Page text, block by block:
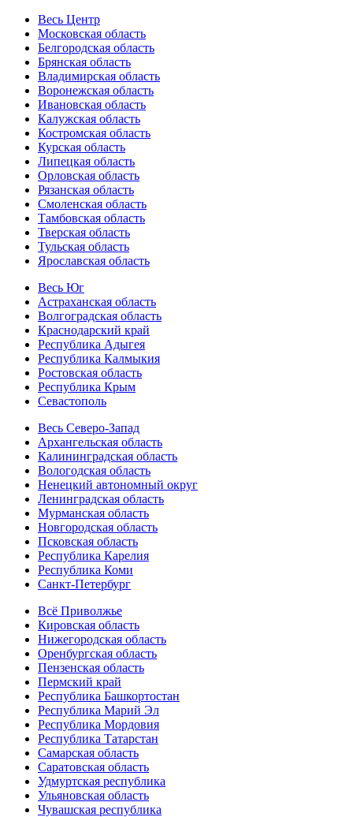
Весь Центр
Московская область
Белгородская область
Брянская область
Владимирская область
Воронежская область
Ивановская область
Калужская область
Костромская область
Курская область
Липецкая область
Орловская область
Рязанская область
Смоленская область
Тамбовская область
Тверская область
Тульская область
Ярославская область
Весь Юг
Астраханская область
Волгоградская область
Краснодарский край
Республика Адыгея
Республика Калмыкия
Ростовская область
Республика Крым
Севастополь
Весь Северо-Запад
Архангельская область
Калининградская область
Вологодская область
Ненецкий автономный округ
Ленинградская область
Мурманская область
Новгородская область
Псковская область
Республика Карелия
Республика Коми
Санкт-Петербург
Всё Приволжье
Кировская область
Нижегородская область
Оренбургская область
Пензенская область
Пермский край
Республика Башкортостан
Республика Марий Эл
Республика Мордовия
Республика Татарстан
Самарская область
Саратовская область
Удмуртская республика
Ульяновская область
Чувашская республика